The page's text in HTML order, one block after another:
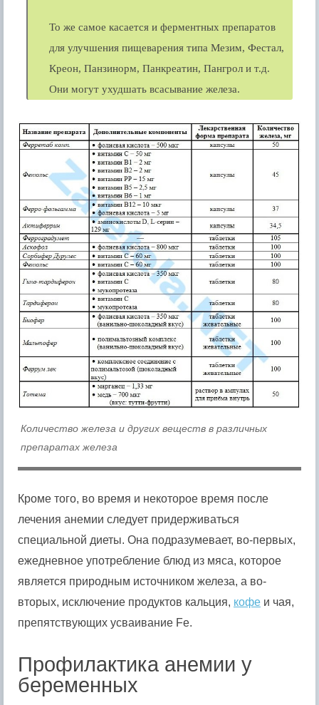
То же самое касается и ферментных препаратов
для улучшения пищеварения типа Мезим, Фестал,
Креон, Панзинорм, Панкреатин, Пангрол и т.д.
Они могут ухудшать всасывание железа.
Количество железа и других веществ в различных
препаратах железа
Кроме того, во время и некоторое время после
лечения анемии следует придерживаться
специальной диеты. Она подразумевает, во-первых,
ежедневное употребление блюд из мяса, которое
является природным источником железа, а во-
вторых, исключение продуктов кальция, кофе и чая,
препятствующих усваивание Fe.
Профилактика анемии у
беременных